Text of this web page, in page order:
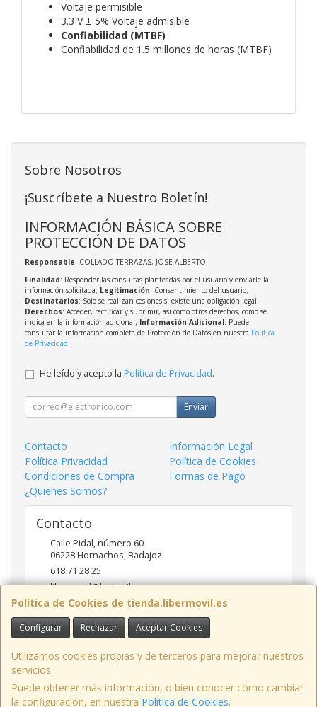
Voltaje permisible
3.3 V ± 5% Voltaje admisible
Confiabilidad (MTBF)
Confiabilidad de 1.5 millones de horas (MTBF)
Política de Cookies de tienda.libermovil.es
Configurar Rechazar Aceptar Cookies
Utilizamos cookies propias y de terceros para mejorar nuestros
servicios.
Puede obtener más información, o bien conocer cómo cambiar
la configuración, en nuestra Política de Cookies.
Sobre Nosotros
¡Suscríbete a Nuestro Boletín!
INFORMACIÓN BÁSICA SOBRE
PROTECCIÓN DE DATOS
Responsable: COLLADO TERRAZAS, JOSE ALBERTO
Finalidad: Responder las consultas planteadas por el usuario y enviarle la
información solicitada; Legitimación: Consentimiento del usuario;
Destinatarios: Solo se realizan cesiones si existe una obligación legal;
Derechos: Acceder, rectificar y suprimir, así como otros derechos, como se
indica en la información adicional; Información Adicional: Puede
consultar la información completa de Protección de Datos en nuestra Política
de Privacidad
He leído y acepto la Política de Privacidad.
Enviar
Contacto
Información Legal
Política Privacidad
Política de Cookies
Condiciones de Compra
Formas de Pago
¿Quienes Somos?
Contacto
Calle Pidal, número 60
06228Hornachos,Badajoz
618 71 28 25
libermovil@hotmail.com
Horario
De Lunes a Viernes 10:00 a 14:00 - 17;30 a 20;30